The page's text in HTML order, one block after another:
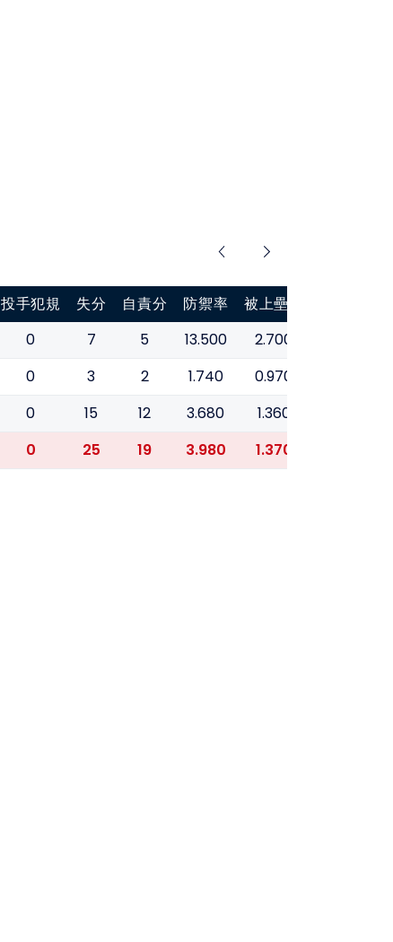
投手犯規 失分 自責分 防禦率 被上壘率
0 7 5 13.500
2.700
0 3 2 1.740
0.970
0 15 12 3.680 1.360
0 25 19 3.980 1.370